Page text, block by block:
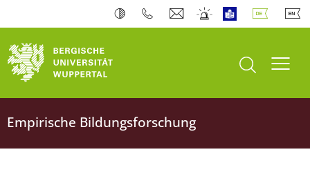
Suche öffnen
Empirische Bildungsforschung